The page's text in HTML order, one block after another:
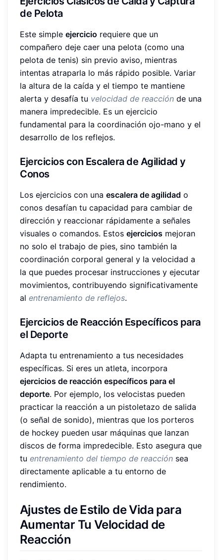
de Pelota
Este simple ejercicio requiere que un
compañero deje caer una pelota (como una
pelota de tenis) sin previo aviso, mientras
intentas atraparla lo más rápido posible. Variar
la altura de la caída y el tiempo te mantiene
alerta y desafía tu velocidad de reacción de una
manera impredecible. Es un ejercicio
fundamental para la coordinación ojo-mano y el
desarrollo de los reflejos.
Ejercicios con Escalera de Agilidad y
Conos
Los ejercicios con una escalera de agilidad o
conos desafían tu capacidad para cambiar de
dirección y reaccionar rápidamente a señales
visuales o comandos. Estos ejercicios mejoran
no solo el trabajo de pies, sino también la
coordinación corporal general y la velocidad a
la que puedes procesar instrucciones y ejecutar
movimientos, contribuyendo significativamente
al entrenamiento de reflejos.
Ejercicios de Reacción Específicos para
el Deporte
Adapta tu entrenamiento a tus necesidades
específicas. Si eres un atleta, incorpora
ejercicios de reacción específicos para el
deporte. Por ejemplo, los velocistas pueden
practicar la reacción a un pistoletazo de salida
(o señal de sonido), mientras que los porteros
de hockey pueden usar máquinas que lanzan
discos de forma impredecible. Esto asegura que
tu entrenamiento del tiempo de reacción sea
directamente aplicable a tu entorno de
rendimiento.
Ajustes de Estilo de Vida para
Aumentar Tu Velocidad de
Reacción